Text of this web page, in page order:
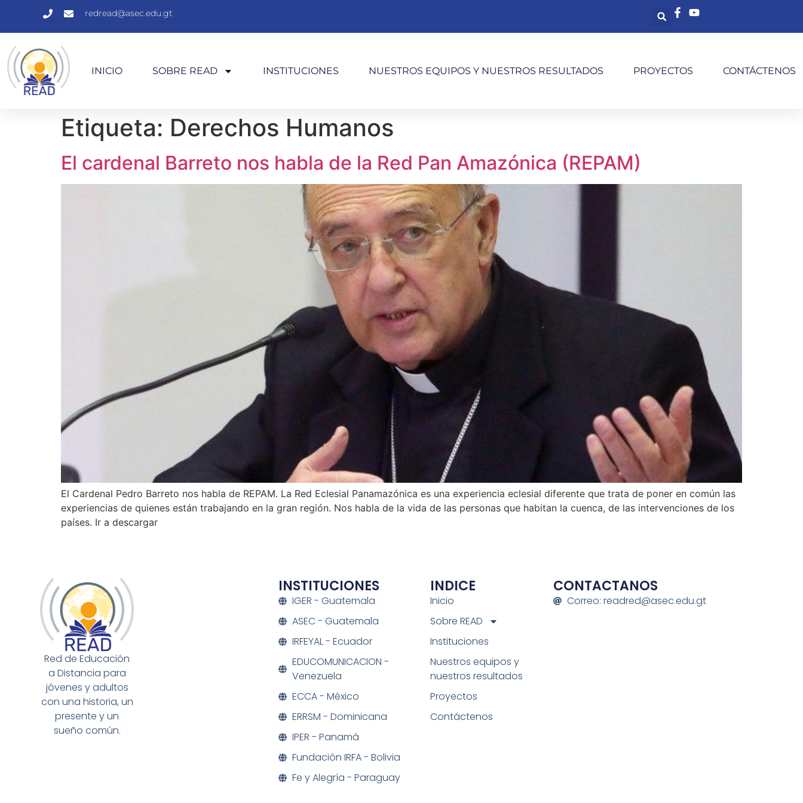
redread@asec.edu.gt
INICIO SOBRE READ INSTITUCIONES NUESTROS EQUIPOS Y NUESTROS RESULTADOS PROYECTOS CONTÁCTENOS
Etiqueta: Derechos Humanos
El cardenal Barreto nos habla de la Red Pan Amazónica (REPAM)
El Cardenal Pedro Barreto nos habla de REPAM. La Red Eclesial Panamazónica es una experiencia eclesial diferente que trata de poner en común las
experiencias de quienes están trabajando en la gran región. Nos habla de la vida de las personas que habitan la cuenca, de las intervenciones de los
países. Ir a descargar
Red de Educación
a Distancia para
jóvenes y adultos
con una historia, un
presente y un
sueño común.
INSTITUCIONES
IGER - Guatemala
ASEC - Guatemala
IRFEYAL - Ecuador
EDUCOMUNICACION -
Venezuela
ECCA - México
ERRSM - Dominicana
IPER - Panamá
Fundación IRFA - Bolivia
Fe y Alegría - Paraguay
INDICE
Inicio
Sobre READ
Instituciones
Nuestros equipos y
nuestros resultados
Proyectos
Contáctenos
CONTACTANOS
Correo: readred@asec.edu.gt